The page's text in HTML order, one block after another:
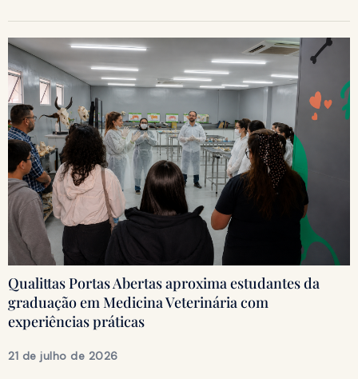
Qualittas Portas Abertas aproxima estudantes da
graduação em Medicina Veterinária com
experiências práticas
21 de julho de 2026